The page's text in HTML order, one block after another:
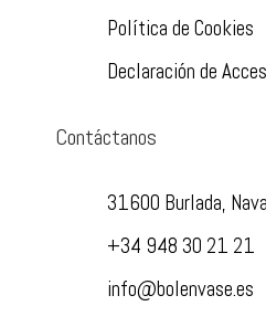
Política de Cookies
Declaración de
Contáctanos
31600 Burlada,
+34 948 30 21 21
info@bolenvase.es